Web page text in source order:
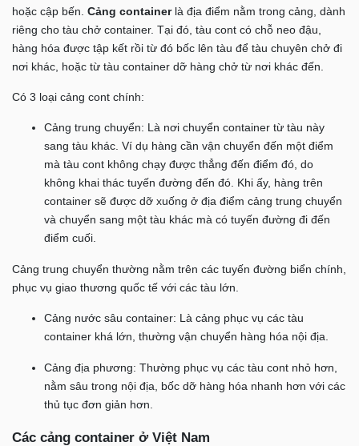
hoặc cập bến. Cảng containerlà địa điểm nằm trong cảng, dành
riêng cho tàu chở container. Tại đó, tàu cont có chỗ neo đậu,
hàng hóa được tập kết rồi từ đó bốc lên tàu để tàu chuyên chở đi
nơi khác, hoặc từ tàu container dỡ hàng chở từ nơi khác đến.
Có 3 loại cảng cont chính:
Cảng trung chuyển: Là nơi chuyển container từ tàu này
sang tàu khác. Ví dụ hàng cần vận chuyển đến một điểm
mà tàu cont không chạy được thẳng đến điểm đó, do
không khai thác tuyến đường đến đó. Khi ấy, hàng trên
container sẽ được dỡ xuống ở địa điểm cảng trung chuyển
và chuyển sang một tàu khác mà có tuyến đường đi đến
điểm cuối.
Cảng trung chuyển thường nằm trên các tuyến đường biển chính,
phục vụ giao thương quốc tế với các tàu lớn.
Cảng nước sâu container: Là cảng phục vụ các tàu
container khá lớn, thường vận chuyển hàng hóa nội địa.
Cảng địa phương: Thường phục vụ các tàu cont nhỏ hơn,
nằm sâu trong nội địa, bốc dỡ hàng hóa nhanh hơn với các
thủ tục đơn giản hơn.
Các cảng container ở Việt Nam